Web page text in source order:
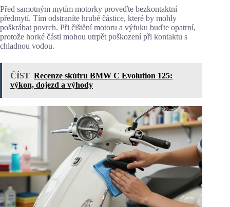
Před samotným mytím motorky proveďte bezkontaktní
předmytí. Tím odstraníte hrubé částice, které by mohly
poškrábat povrch. Při čištění motoru a výfuku buďte opatrní,
protože horké části mohou utrpět poškození při kontaktu s
chladnou vodou.
ČÍST Recenze skútru BMW C Evolution 125:
výkon, dojezd a výhody